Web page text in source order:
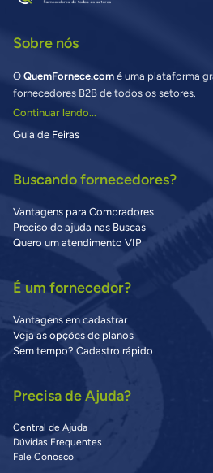
Sobre nós
O QuemFornece.com é uma plataforma
fornecedores B2B de todos os setores.
Continuar lendo...
Guia de Feiras
Buscando fornecedores?
Vantagens para Compradores
Preciso de ajuda nas Buscas
Quero um atendimento VIP
É um fornecedor?
Vantagens em cadastrar
Veja as opções de planos
Sem tempo? Cadastro rápido
Precisa de Ajuda?
Central de Ajuda
Dúvidas Frequentes
Fale Conosco